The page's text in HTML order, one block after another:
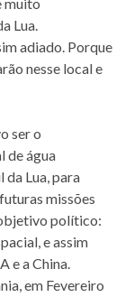
muito
Lua.
adiado. Porque
nesse local e
ser o
de água
da Lua, para
missões
objetivo político:
e assim
e a China.
em Fevereiro